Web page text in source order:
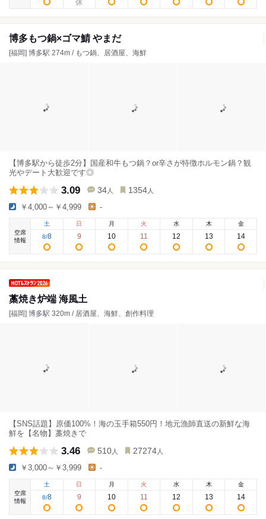
博多もつ鍋×ゴマ鯖 やまだ
[福岡] 博多駅 274m / もつ鍋、居酒屋、海鮮
【博多駅から徒歩2分】国産和牛もつ鍋？or辛さが特徴ホルモン鍋？観
光やデート大歓迎です◎
3.09 34 人 1354 人
￥4,000～￥4,999 -
空席
情報
土
8/8
日
9
月
10
火
11
水
12
木
13
金
14
藁焼き炉端 海風土
[福岡] 博多駅 320m / 居酒屋、海鮮、創作料理
【SNS話題】原価100%！海の玉手箱550円！地元漁師直送の新鮮な海
鮮を【名物】藁焼きで
3.46 510 人 27274 人
￥3,000～￥3,999 -
空席
情報
土
8/8
日
9
月
10
火
11
水
12
木
13
金
14